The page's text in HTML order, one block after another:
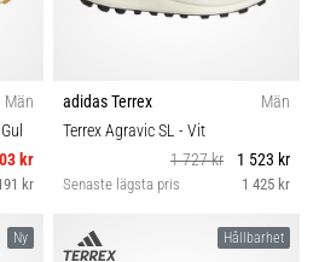
Män
kr
kr
adidas Terrex
Män
Terrex Agravic SL - Vit
1 727 kr
1 523 kr
Senaste lägsta pris 1 425 kr
Ny Hållbarhet